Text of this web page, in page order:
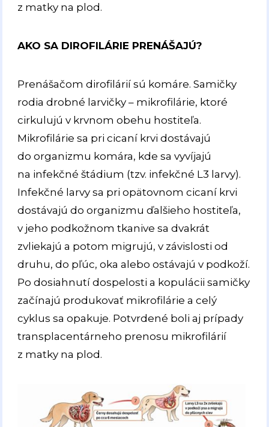
z matky na plod.
AKO SA DIROFILÁRIE PRENÁŠAJÚ?
Prenášačom dirofilárií sú komáre. Samičky
rodia drobné larvičky – mikrofilárie, ktoré
cirkulujú v krvnom obehu hostiteľa.
Mikrofilárie sa pri cicaní krvi dostávajú
do organizmu komára, kde sa vyvíjajú
na infekčné štádium (tzv. infekčné L3 larvy).
Infekčné larvy sa pri opätovnom cicaní krvi
dostávajú do organizmu ďalšieho hostiteľa,
v jeho podkožnom tkanive sa dvakrát
zvliekajú a potom migrujú, v závislosti od
druhu, do pľúc, oka alebo ostávajú v podkoží.
Po dosiahnutí dospelosti a kopulácii samičky
začínajú produkovať mikrofilárie a celý
cyklus sa opakuje. Potvrdené boli aj prípady
transplacentárneho prenosu mikrofilárií
z matky na plod.